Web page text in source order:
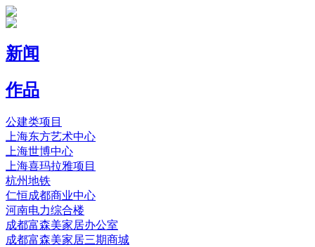
新闻
作品
公建类项目
上海东方艺术中心
上海世博中心
上海喜玛拉雅项目
杭州地铁
仁恒成都商业中心
河南电力综合楼
成都富森美家居办公室
成都富森美家居三期商城